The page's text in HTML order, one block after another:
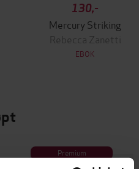
130,-
Mercury Striking
Rebecca Zanetti
EBOK
Premium
Første gang på tilbud